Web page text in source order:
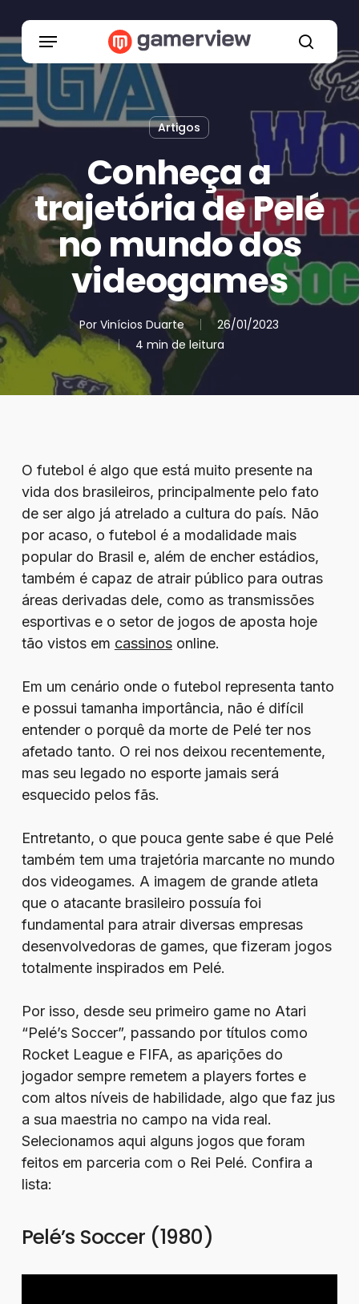
content
search
Menu
Artigos
Conheça a
trajetória de Pelé
no mundo dos
videogames
Por Vinícios Duarte
26/01/2023
4 min de leitura
O futebol é algo que está muito presente na
vida dos brasileiros, principalmente pelo fato
de ser algo já atrelado a cultura do país. Não
por acaso, o futebol é a modalidade mais
popular do Brasil e, além de encher estádios,
também é capaz de atrair público para outras
áreas derivadas dele, como as transmissões
esportivas e o setor de jogos de aposta hoje
tão vistos em cassinosonline.
Em um cenário onde o futebol representa tanto
e possui tamanha importância, não é difícil
entender o porquê da morte de Pelé ter nos
afetado tanto. O rei nos deixou recentemente,
mas seu legado no esporte jamais será
esquecido pelos fãs.
Entretanto, o que pouca gente sabe é que Pelé
também tem uma trajetória marcante no mundo
dos videogames. A imagem de grande atleta
que o atacante brasileiro possuía foi
fundamental para atrair diversas empresas
desenvolvedoras de games, que fizeram jogos
totalmente inspirados em Pelé.
Por isso, desde seu primeiro game no Atari
“Pelé’s Soccer”, passando por títulos como
Rocket League e FIFA, as aparições do
jogador sempre remetem a players fortes e
com altos níveis de habilidade, algo que faz jus
a sua maestria no campo na vida real.
Selecionamos aqui alguns jogos que foram
feitos em parceria com o Rei Pelé. Confira a
lista:
Pelé’s Soccer (1980)